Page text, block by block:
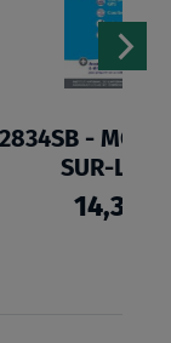
2834SB -
SUR-
14,30 €